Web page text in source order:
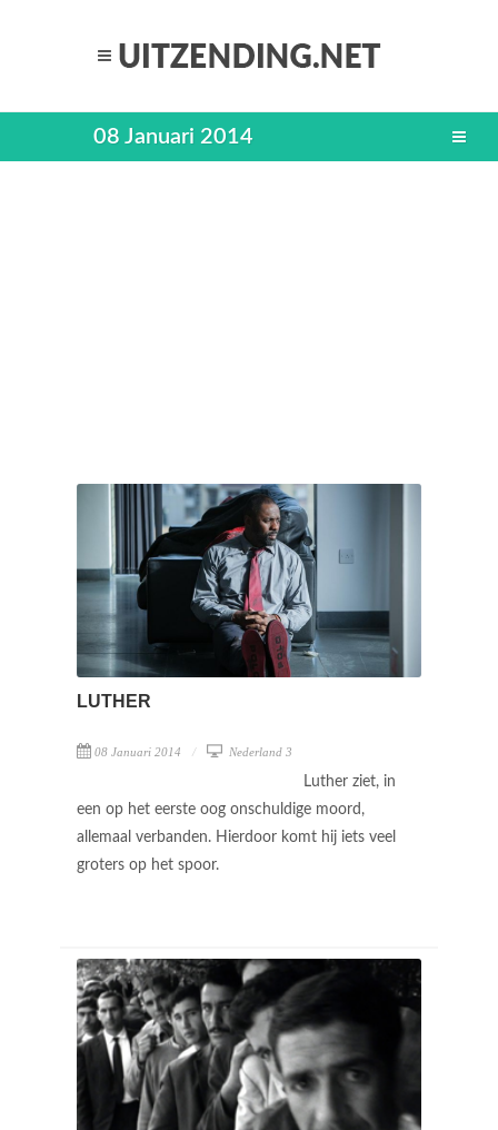
08 Januari 2014
LUTHER
08 Januari 2014 Nederland 3
Luther ziet, in
een op het eerste oog onschuldige moord,
allemaal verbanden. Hierdoor komt hij iets veel
groters op het spoor.